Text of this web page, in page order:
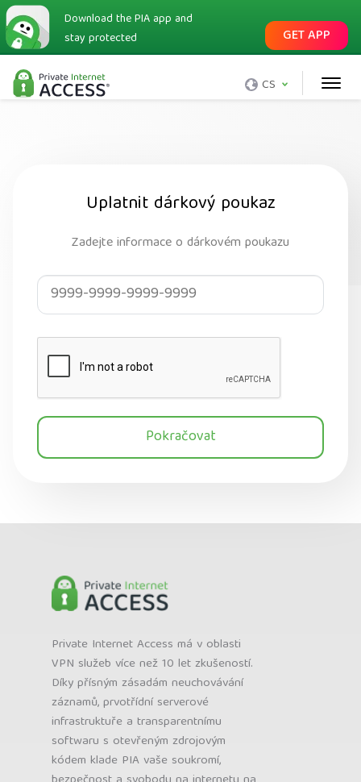
Download the PIA app and
stay protected
GET APP
CS
Uplatnit dárkový poukaz
Zadejte informace o dárkovém poukazu
Pokračovat
Private Internet Access má v oblasti
VPN služeb více než 10 let zkušeností.
Díky přísným zásadám neuchovávání
záznamů, prvotřídní serverové
infrastruktuře a transparentnímu
softwaru s otevřeným zdrojovým
kódem klade PIA vaše soukromí,